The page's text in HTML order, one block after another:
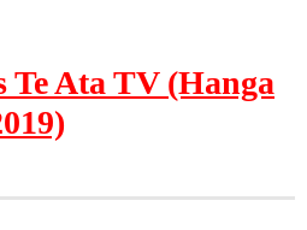
Te Ata TV (Hanga